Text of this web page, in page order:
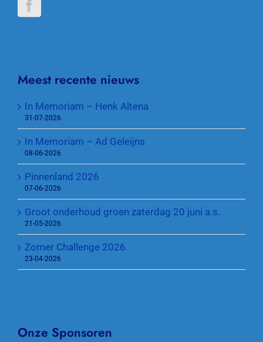
Meest recente nieuws
In Memoriam – Henk Altena
31-07-2026
In Memoriam – Ad Geleijns
08-06-2026
Pinnenland 2026
07-06-2026
Groot onderhoud groen zaterdag 20 juni a.s.
21-05-2026
Zomer Challenge 2026
23-04-2026
Onze Sponsoren